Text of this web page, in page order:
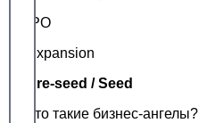
IPO
Expansion
Pre-seed / Seed
Кто такие бизнес-ангелы?